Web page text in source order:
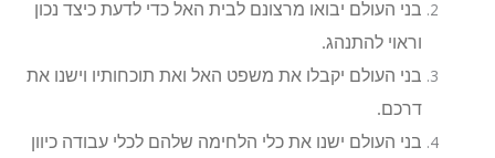
בני העולם יבואו מרצונם לבית האל כדי לדעת כיצד נכון
וראוי להתנהג.
בני העולם יקבלו את משפט האל ואת תוכחותיו וישנו את
דרכם.
בני העולם ישנו את כלי הלחימה שלהם לכלי עבודה כיוון